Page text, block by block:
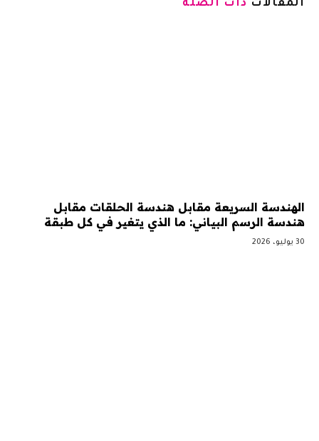
المقالات ذات الصلة
الهندسة السريعة مقابل هندسة الحلقات مقابل
هندسة الرسم البياني: ما الذي يتغير في كل طبقة
30 يوليو، 2026